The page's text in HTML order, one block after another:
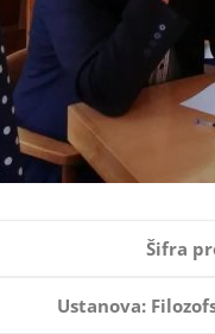
Šifra
Ustanova: